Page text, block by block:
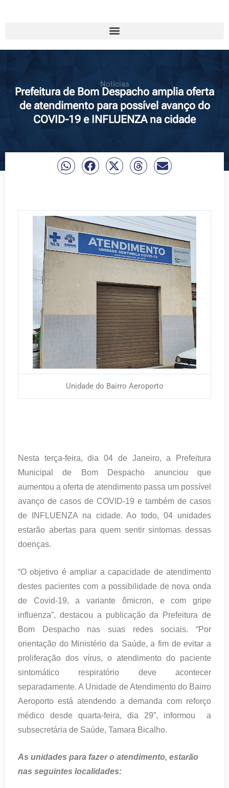
Notícias
Prefeitura de Bom Despacho amplia oferta
de atendimento para possível avanço do
COVID-19 e INFLUENZA na cidade
Unidade do Bairro Aeroporto
Nesta terça-feira, dia 04 de Janeiro, a Prefeitura
Municipal de Bom Despacho anunciou que
aumentou a oferta de atendimento passa um possível
avanço de casos de COVID-19 e também de casos
de INFLUENZA na cidade. Ao todo, 04 unidades
estarão abertas para quem sentir sintomas dessas
doenças.
“O objetivo é ampliar a capacidade de atendimento
destes pacientes com a possibilidade de nova onda
de Covid-19, a variante ômicron, e com gripe
influenza”, destacou a publicação da Prefeitura de
Bom Despacho nas suas redes sociais. “Por
orientação do Ministério da Saúde, a fim de evitar a
proliferação dos vírus, o atendimento do paciente
sintomático respiratório deve acontecer
separadamente. A Unidade de Atendimento do Bairro
Aeroporto está atendendo a demanda com reforço
médico desde quarta-feira, dia 29”, informou a
subsecretária de Saúde, Tamara Bicalho.
As unidades para fazer o atendimento, estarão
nas seguintes localidades: